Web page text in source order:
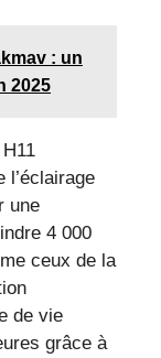
: un
2025
l’éclairage
une
4 000
ceux de la
de vie
grâce à